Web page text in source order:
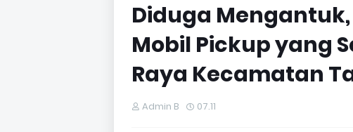
Diduga
Mobil Pickup yang
Raya Kecamatan
Admin B 07.11